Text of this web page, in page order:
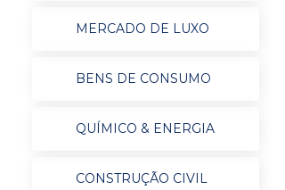
MERCADO DE LUXO
BENS DE CONSUMO
QUÍMICO & ENERGIA
CONSTRUÇÃO CIVIL